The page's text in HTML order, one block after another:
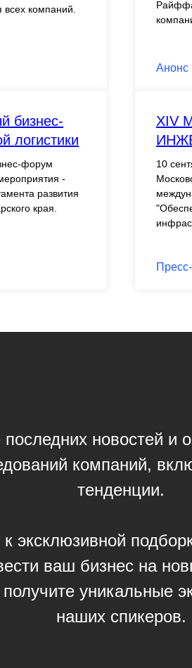
компаний.
Анонс
бизнес-
логистики
форум
-
развития
края.
XIV
10
последних новостей и
компаний,
тенденции.
эксклюзивной
ваш бизнес на
уникальные
наших спикеров.